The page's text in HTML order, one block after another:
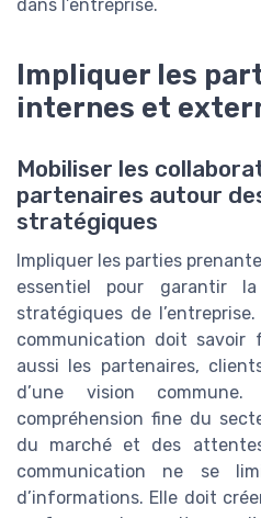
dans l’entreprise.
Impliquer les
internes et
Mobiliser les
partenaires autour
stratégiques
Impliquer les parties
essentiel pour garantir
stratégiques de
communication doit savoir
aussi les partenaires,
d’une vision
compréhension fine du
du marché et des
communication ne se
d’informations. Elle doit